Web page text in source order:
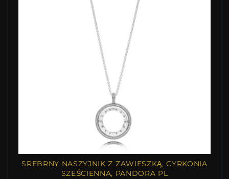
SREBRNY NASZYJNIK Z ZAWIESZKĄ, CYRKONIA
SZEŚCIENNA, PANDORA PL